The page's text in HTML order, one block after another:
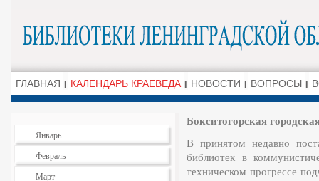
ГЛАВНАЯ КАЛЕНДАРЬ КРАЕВЕДА НОВОСТИ ВОПРОСЫ
Январь
Февраль
Март
Бокситогорская
В принятом недавно
библиотек в
техническом прогрессе